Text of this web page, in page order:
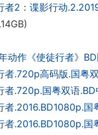
者2：谍影行动
动作《使徒行者》
者.720p高码版.国粤
者.720p.国粤双语
者.2016.BD1080p.国
者.2016.BD1080p.国